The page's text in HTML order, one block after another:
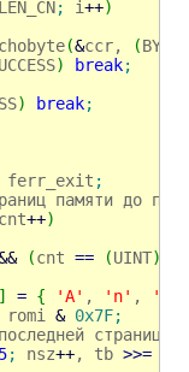
; i++)
(&ccr, (BYTE
) break;
) break;
ferr_exit ;
памяти до
++)
(cnt == (UINT)
] = { 'A' , 'n' , 'y'
romi & 0x7F;
5; nsz++, tb >>=